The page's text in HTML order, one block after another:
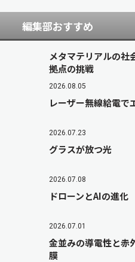
編集部おすすめ
メタマテリアルの
拠点の挑戦
2026.08.05
レーザー無線給電で
2026.07.23
グラスが放つ光
2026.07.08
ドローンとAIの進
2026.07.01
金並みの導電性と赤
膜